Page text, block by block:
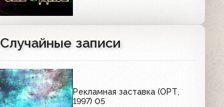
Случайные записи
Рекламная заставка (ОРТ,
1997) 05